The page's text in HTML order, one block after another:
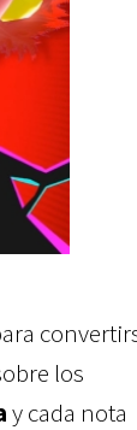
los
y cada nota